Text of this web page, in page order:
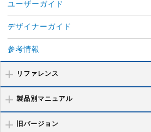
ユーザーガイド
デザイナーガイド
参考情報
リファレンス
製品別マニュアル
旧バージョン